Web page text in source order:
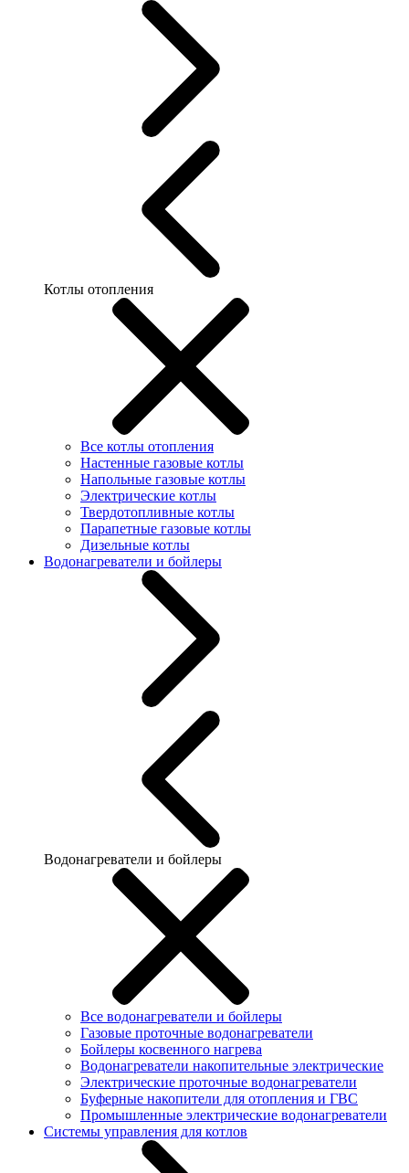
Котлы отопления
Все котлы отопления
Настенные газовые котлы
Напольные газовые котлы
Электрические котлы
Твердотопливные котлы
Парапетные газовые котлы
Дизельные котлы
Водонагреватели и бойлеры
Водонагреватели и бойлеры
Все водонагреватели и бойлеры
Газовые проточные водонагреватели
Бойлеры косвенного нагрева
Водонагреватели накопительные электрические
Электрические проточные водонагреватели
Буферные накопители для отопления и ГВС
Промышленные электрические водонагреватели
Системы управления для котлов